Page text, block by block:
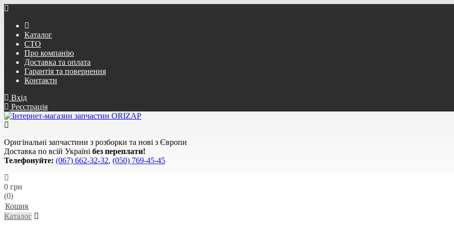
Каталог
СТО
Про компанію
Доставка та оплата
Гарантія та повернення
Контакти
Вхід
Реєстрація
Оригінальні запчастини з розборки та нові з Європи
Доставка по всій Україні без переплати!
Телефонуйте: (067) 662-32-32, (050) 769-45-45
0 грн
(0)
Кошик
Каталог